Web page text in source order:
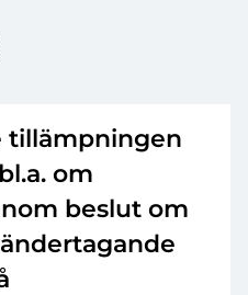
tillämpningen
om
beslut om